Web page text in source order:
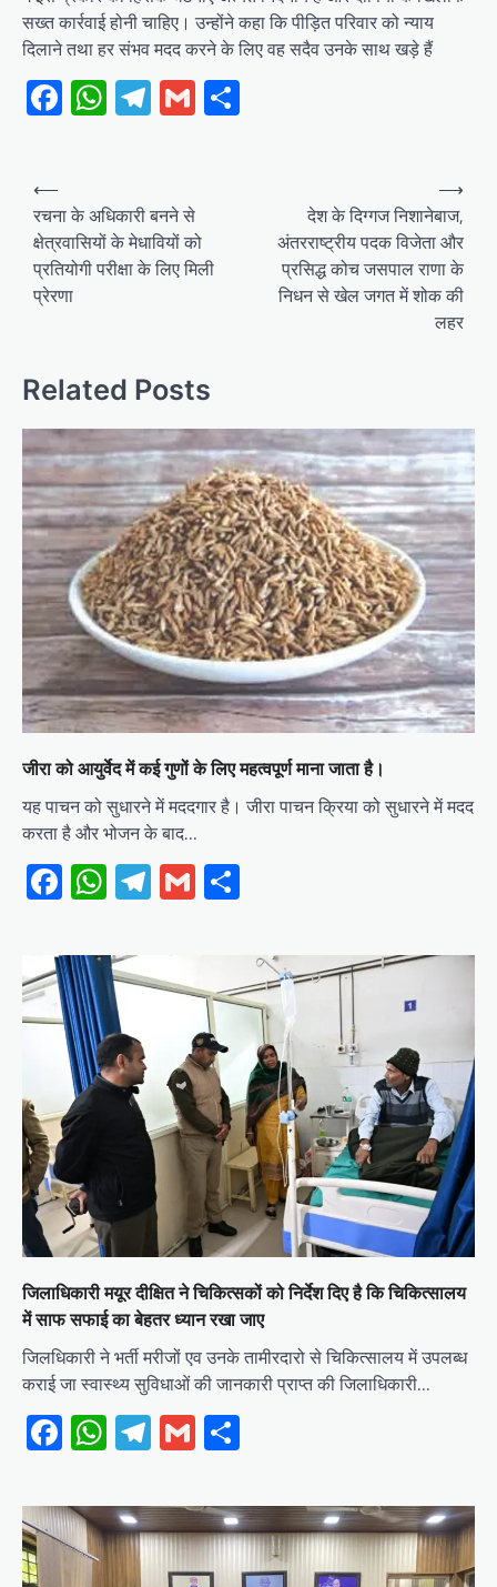
सख्त कार्रवाई होनी चाहिए। उन्होंने कहा कि पीड़ित परिवार को न्याय
दिलाने तथा हर संभव मदद करने के लिए वह सदैव उनके साथ खड़े हैं
Facebook
WhatsApp
Telegram
Gmail
Post
navigation
⟵
रचना के अधिकारी बनने से
क्षेत्रवासियों के मेधावियों को
प्रतियोगी परीक्षा के लिए मिली
प्रेरणा
देश के दिग्गज निशानेबाज,
अंतरराष्ट्रीय पदक विजेता और
प्रसिद्ध कोच जसपाल राणा के
निधन से खेल जगत में शोक की
लहर
⟶
Related Posts
जीरा को आयुर्वेद में कई गुणों के लिए महत्वपूर्ण माना जाता है।
यह पाचन को सुधारने में मददगार है। जीरा पाचन क्रिया को सुधारने में मदद
करता है और भोजन के बाद…
Facebook
WhatsApp
Telegram
Gmail
जिलाधिकारी मयूर दीक्षित ने चिकित्सकों को निर्देश दिए है कि चिकित्सालय
में साफ सफाई का बेहतर ध्यान रखा जाए
जिलधिकारी ने भर्ती मरीजों एव उनके तामीरदारो से चिकित्सालय में उपलब्ध
कराई जा स्वास्थ्य सुविधाओं की जानकारी प्राप्त की जिलाधिकारी…
Facebook
WhatsApp
Telegram
Gmail